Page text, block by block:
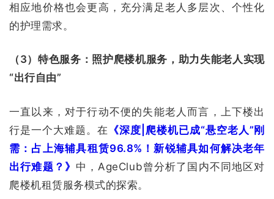
相应地价格也会更高，充分满足老人多层次、个性化
的护理需求。
（3）特色服务：照护爬楼机服务，助力失能老人实现
“出行自由”
一直以来，对于行动不便的失能老人而言，上下楼出
行是一个大难题。在 《深度|爬楼机已成“悬空老人”刚
需：占上海辅具租赁96.8%！新锐辅具如何解决老年
出行难题？》 中，AgeClub曾分析了国内不同地区对
爬楼机租赁服务模式的探索。